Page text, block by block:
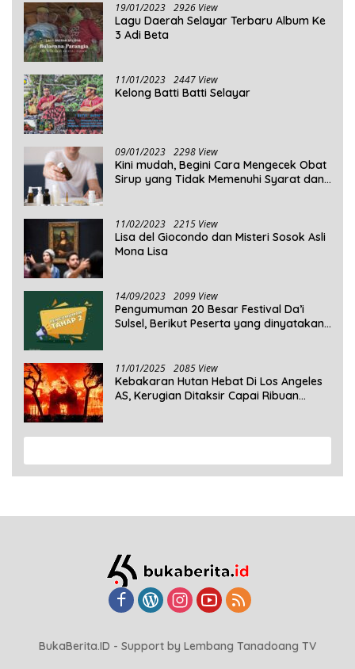
19/01/2023 2926 View
Lagu Daerah Selayar Terbaru Album Ke
3 Adi Beta
11/01/2023 2447 View
Kelong Batti Batti Selayar
09/01/2023 2298 View
Kini mudah, Begini Cara Mengecek Obat
Sirup yang Tidak Memenuhi Syarat dan
11/02/2023 2215 View
Lisa del Giocondo dan Misteri Sosok Asli
Mona Lisa
14/09/2023 2099 View
Pengumuman 20 Besar Festival Da’i
Sulsel, Berikut Peserta yang dinyatakan
11/01/2025 2085 View
Kebakaran Hutan Hebat Di Los Angeles
AS, Kerugian Ditaksir Capai Ribuan
BukaBerita.ID - Support by Lembang Tanadoang TV